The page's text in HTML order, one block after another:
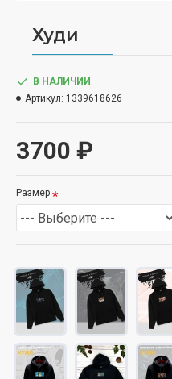
Худи
3700 ₽
В НАЛИЧИИ
Артикул: 1339618626
Размер